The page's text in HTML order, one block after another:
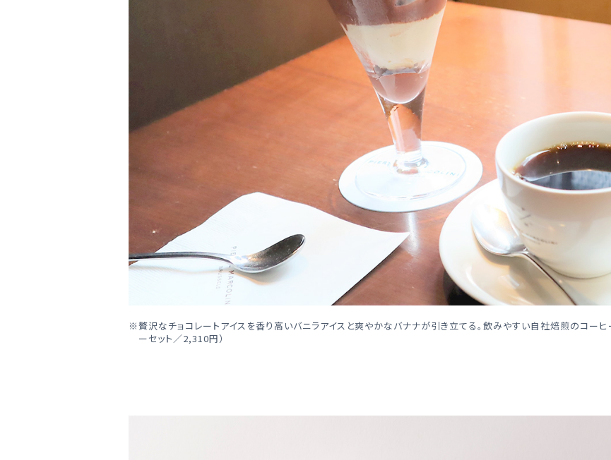
贅沢なチョコレートアイスを香り高いバニラアイスと爽やかなバナナが引き立てる。飲みやすい自社焙煎のコーヒ
ーセット／2,310円）